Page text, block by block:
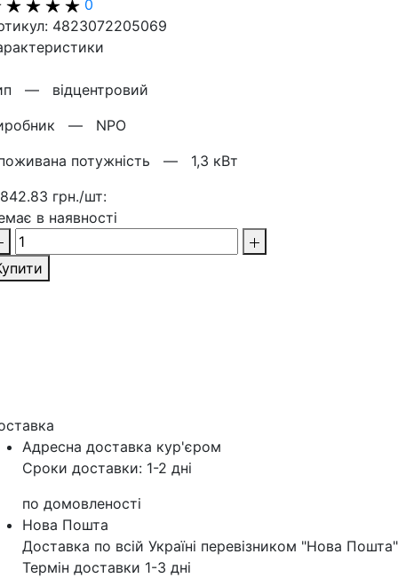
0
4823072205069
— відцентровий
— NPO
потужність — 1,3 кВт
грн./шт:
в наявності
Адресна доставка кур'‎єром
Сроки доставки: 1-2 дні
по домовленості
Нова Пошта
Доставка по всій Україні перевізником "Нова Пошта"
Термін доставки 1-3 дні